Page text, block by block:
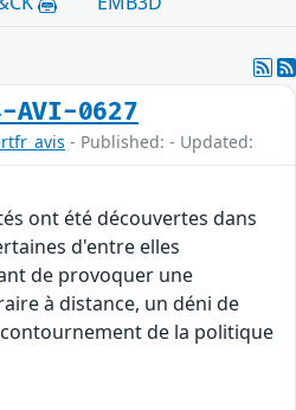
AVI-0627
- Published: - Updated:
ont été découvertes dans
d'entre elles
de provoquer une
à distance, un déni de
de la politique